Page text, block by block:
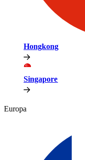
Hongkong​​
Singapore​​
Europa​​